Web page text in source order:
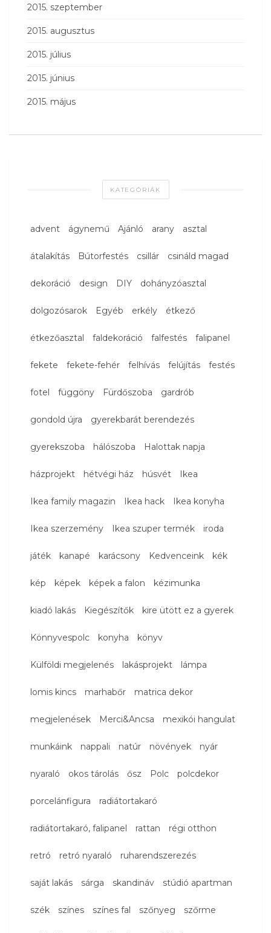
2015. szeptember
2015. augusztus
2015. július
2015. június
2015. május
KATEGÓRIÁK
advent ágynemű Ajánló arany asztal
átalakítás Bútorfestés csillár csináld magad
dekoráció design DIY dohányzóasztal
dolgozósarok Egyéb erkély étkező
étkezőasztal faldekoráció falfestés falipanel
fekete fekete-fehér felhívás felújítás festés
fotel függöny Fürdőszoba gardrób
gondold újra gyerekbarát berendezés
gyerekszoba hálószoba Halottak napja
házprojekt hétvégi ház húsvét Ikea
Ikea family magazin Ikea hack Ikea konyha
Ikea szerzemény Ikea szuper termék iroda
játék kanapé karácsony Kedvenceink kék
kép képek képek a falon kézimunka
kiadó lakás Kiegészítők kire ütött ez a gyerek
Könnyvespolc konyha könyv
Külföldi megjelenés lakásprojekt lámpa
lomis kincs marhabőr matrica dekor
megjelenések Merci&Ancsa mexikói hangulat
munkáink nappali natúr növények nyár
nyaraló okos tárolás ősz Polc polcdekor
porcelánfigura radiátortakaró
radiátortakaró, falipanel rattan régi otthon
retró retró nyaraló ruharendszerezés
saját lakás sárga skandináv stúdió apartman
szék színes színes fal szőnyeg szőrme